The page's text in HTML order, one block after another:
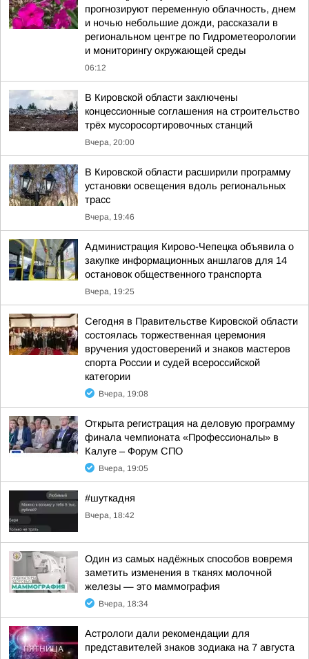
прогнозируют переменную облачность, днем
и ночью небольшие дожди, рассказали в
региональном центре по Гидрометеорологии
и мониторингу окружающей среды
06:12
В Кировской области заключены
концессионные соглашения на строительство
трёх мусоросортировочных станций
Вчера, 20:00
В Кировской области расширили программу
установки освещения вдоль региональных
трасс
Вчера, 19:46
Администрация Кирово-Чепецка объявила о
закупке информационных аншлагов для 14
остановок общественного транспорта
Вчера, 19:25
Сегодня в Правительстве Кировской области
состоялась торжественная церемония
вручения удостоверений и знаков мастеров
спорта России и судей всероссийской
категории
Вчера, 19:08
Открыта регистрация на деловую программу
финала чемпионата «Профессионалы» в
Калуге – Форум СПО
Вчера, 19:05
#шуткадня
Вчера, 18:42
Один из самых надёжных способов вовремя
заметить изменения в тканях молочной
железы — это маммография
Вчера, 18:34
Астрологи дали рекомендации для
представителей знаков зодиака на 7 августа